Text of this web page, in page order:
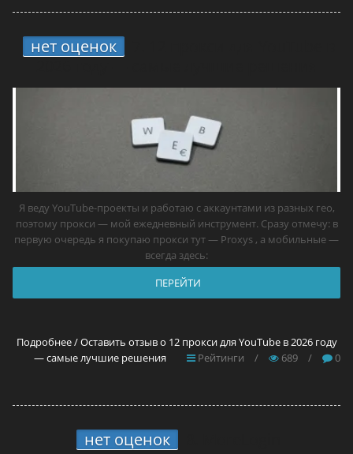
нет оценок
Я веду YouTube-проекты и работаю с аккаунтами из разных гео,
поэтому прокси — мой ежедневный инструмент. Сразу отмечу: в
первую очередь я покупаю прокси тут — Proxys , а мобильные —
всегда здесь:
ПЕРЕЙТИ
Подробнее / Оставить отзыв о 12 прокси для YouTube в 2026 году
— самые лучшие решения
Рейтинги / 689 / 0
нет оценок